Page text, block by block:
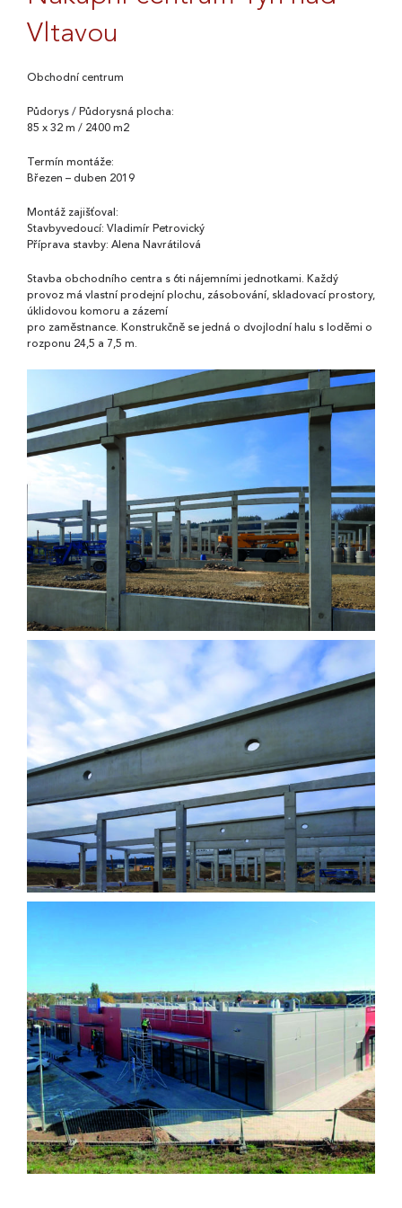
Vltavou
Obchodní centrum
Půdorys / Půdorysná plocha:
85 x 32 m / 2400 m2
Termín montáže:
Březen – duben 2019
Montáž zajišťoval:
Stavbyvedoucí: Vladimír Petrovický
Příprava stavby: Alena Navrátilová
Stavba obchodního centra s 6ti nájemními jednotkami. Každý
provoz má vlastní prodejní plochu, zásobování, skladovací prostory,
úklidovou komoru a zázemí
pro zaměstnance. Konstrukčně se jedná o dvojlodní halu s loděmi o
rozponu 24,5 a 7,5 m.